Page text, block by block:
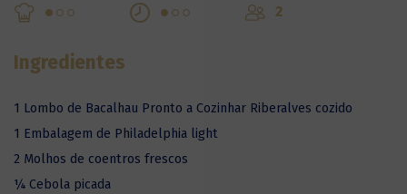
2
Ingredientes
1 Lombo de Bacalhau Pronto a Cozinhar Riberalves cozido
1 Embalagem de Philadelphia light
2 Molhos de coentros frescos
¼ Cebola picada